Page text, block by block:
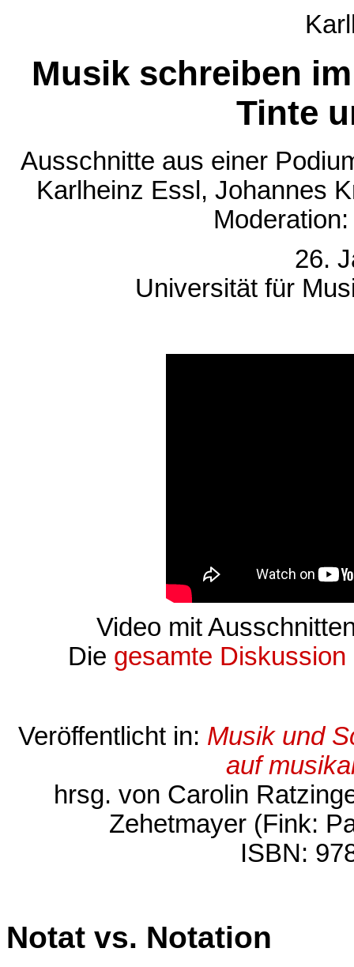
Musik schreiben
Tinte
Ausschnitte aus einer
Karlheinz Essl, Johannes
26.
Universität für
Video mit
Die gesamte Diskussion
Veröffentlicht in: Musik und
auf
hrsg. von Carolin
Zehetmayer (Fink:
ISBN:
Notat vs. Notation